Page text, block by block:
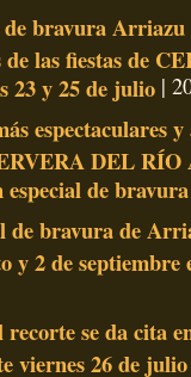
de bravura
de las fiestas de
23 y 25 de julio|
espectaculares
DEL
de bravura
de bravura de
y 2 de
recorte se da cita
viernes 26 de julio